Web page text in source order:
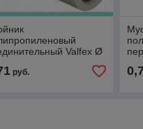
Valfex Ø
руб.